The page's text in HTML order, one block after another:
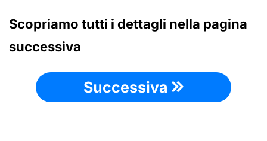
Scopriamo tutti i dettagli nella pagina
successiva
Successiva